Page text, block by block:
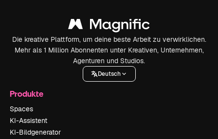
Die kreative Plattform, um deine beste Arbeit zu verwirklichen.
Mehr als 1 Million Abonnenten unter Kreativen, Unternehmen,
Agenturen und Studios.
Deutsch
Produkte
Spaces
KI-Assistent
KI-Bildgenerator